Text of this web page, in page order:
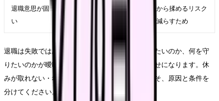
退職意思が固
い
退職日、有休、引き継
後から揉めるリスク
を減らすため
退職は失敗ではありません。ただし、何から逃げたいのか、何を守
りたいのかが曖昧なままだと、次の選択肢が運任せになります。休
みが取れない・希望休が通らなくて辞めたい時こそ、原因と条件を
分けてください。